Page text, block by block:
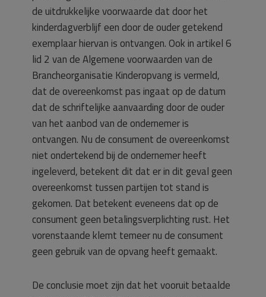
de uitdrukkelijke voorwaarde dat door het
kinderdagverblijf een door de ouder getekend
exemplaar hiervan is ontvangen. Ook in artikel 6
lid 2 van de Algemene voorwaarden van de
Brancheorganisatie Kinderopvang is vermeld,
dat de overeenkomst pas ingaat op de datum
dat de schriftelijke aanvaarding door de ouder
van het aanbod van de ondernemer is
ontvangen. Nu de consument de overeenkomst
niet ondertekend bij de ondernemer heeft
ingeleverd, betekent dit dat er in dit geval geen
overeenkomst tussen partijen tot stand is
gekomen. Dat betekent eveneens dat op de
consument geen betalingsverplichting rust. Het
vorenstaande klemt temeer nu de consument
geen gebruik van de opvang heeft gemaakt.
De conclusie moet zijn dat het vooruit betaalde